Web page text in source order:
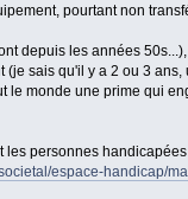
pourtant non
depuis les années
sais qu'il y a 2 ou 3
le monde une prime qui
les personnes handicapées
espace-handicap/